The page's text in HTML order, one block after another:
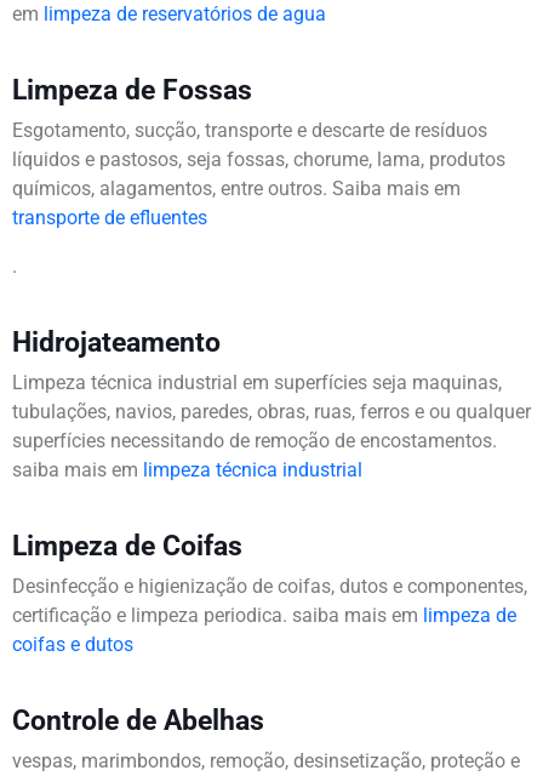
em limpeza de reservatórios de agua
Limpeza de Fossas
Esgotamento, sucção, transporte e descarte de resíduos
líquidos e pastosos, seja fossas, chorume, lama, produtos
químicos, alagamentos, entre outros. Saiba mais em
transporte de efluentes
.
Hidrojateamento
Limpeza técnica industrial em superfícies seja maquinas,
tubulações, navios, paredes, obras, ruas, ferros e ou qualquer
superfícies necessitando de remoção de encostamentos.
saiba mais em limpeza técnica industrial
Limpeza de Coifas
Desinfecção e higienização de coifas, dutos e componentes,
certificação e limpeza periodica. saiba mais em limpeza de
coifas e dutos
Controle de Abelhas
vespas, marimbondos, remoção, desinsetização, proteção e